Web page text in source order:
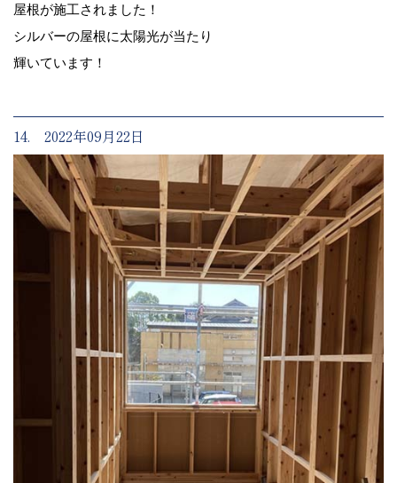
屋根が施工されました！
シルバーの屋根に太陽光が当たり
輝いています！
14. 2022年09月22日